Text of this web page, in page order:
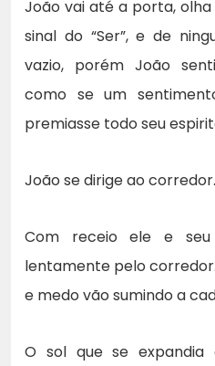
João vai até a porta,
sinal do “Ser”, e de
vazio, porém João
como se um
premiasse todo seu
João se dirige ao corredor.
Com receio ele e seu
lentamente pelo
e medo vão sumindo a
O sol que se expandia